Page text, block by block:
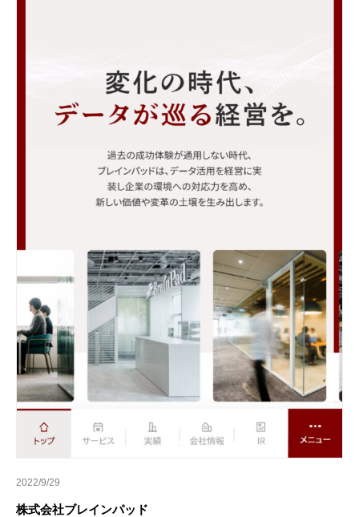
2022/9/29
株式会社ブレインパッド